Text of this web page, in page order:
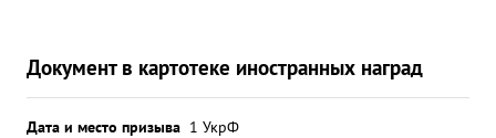
Документ в картотеке иностранных наград
Дата и место призыва 1 УкрФ